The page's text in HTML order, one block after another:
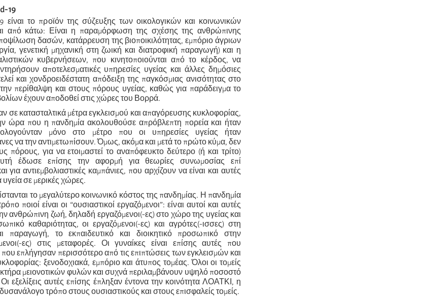
19
είναι το προϊόν της σύζευξης των οικολογικών και κοινωνικών
από κάτω: Είναι η παραμόρφωση της σχέσης της ανθρώπινης
δασών, κατάρρευση της βιοποικιλότητας, εμπόριο άγριων
γενετική μηχανική στη ζωική και διατροφική παραγωγή) και η
κυβερνήσεων, που κινητοποιούνται από το κέρδος, να
αποτελεσματικές υπηρεσίες υγείας και άλλες δημόσιες
και χονδροειδέστατη απόδειξη της παγκόσμιας ανισότητας στο
περίθαλψη και στους πόρους υγείας, καθώς για παράδειγμα το
έχουν αποδοθεί στις χώρες του Βορρά.
σε κατασταλτικά μέτρα εγκλεισμού και απαγόρευσης κυκλοφορίας,
ώρα που η πανδημία ακολουθούσε απρόβλεπτη πορεία και ήταν
μόνο στο μέτρο που οι υπηρεσίες υγείας ήταν
να την αντιμετωπίσουν. Όμως, ακόμα και μετά το πρώτο κύμα, δεν
πόρους, για να ετοιμαστεί το αναπόφευκτο δεύτερο (ή και τρίτο)
έδωσε επίσης την αφορμή για θεωρίες συνωμοσίας επί
για αντιεμβολιαστικές καμπάνιες, που αρχίζουν να είναι και αυτές
υγεία σε μερικές χώρες.
το μεγαλύτερο κοινωνικό κόστος της πανδημίας. Η πανδημία
ποιοί είναι οι “ουσιαστικοί εργαζόμενοι”: είναι αυτοί και αυτές
ανθρώπινη ζωή, δηλαδή εργαζόμενοι(-ες) στο χώρο της υγείας και
καθαριότητας, οι εργαζόμενοι(-ες) και αγρότες(-ισσες) στη
παραγωγή, το εκπαιδευτικό και διοικητικό προσωπικό στην
ες) στις μεταφορές. Οι γυναίκες είναι επίσης αυτές που
που επλήγησαν περισσότερο από τις επιπτώσεις των εγκλεισμών και
ξενοδοχιακά, εμπόριο και άτυπος τομέας. Όλοι οι τομείς
μειονοτικών φυλών και συχνά περιλαμβάνουν υψηλό ποσοστό
εξελίξεις αυτές επίσης έπληξαν έντονα την κοινότητα ΛΟΑΤΚΙ, η
τρόπο στους ουσιαστικούς και στους επισφαλείς τομείς.